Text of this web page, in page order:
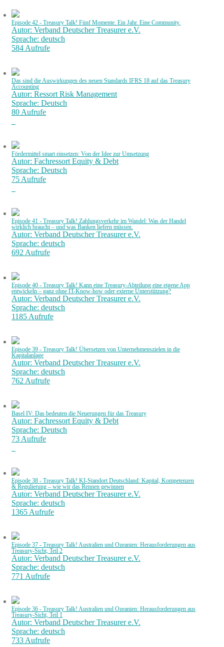
Episode 42 - Treasury Talk! Fünf Momente. Ein Jahr. Eine Community.
Autor: Verband Deutscher Treasurer e.V.
Sprache: deutsch
584 Aufrufe
Das sind die Auswirkungen des neuen Standards IFRS 18 auf das Treasury
Accounting
Autor: Ressort Risk Management
Sprache: Deutsch
80 Aufrufe
Fördermittel smart einsetzen: Von der Idee zur Umsetzung
Autor: Fachressort Equity & Debt
Sprache: Deutsch
75 Aufrufe
Episode 41 - Treasury Talk! Zahlungsverkehr im Wandel: Was der Handel
wirklich braucht – und was Banken liefern müssen.
Autor: Verband Deutscher Treasurer e.V.
Sprache: deutsch
692 Aufrufe
Episode 40 - Treasury Talk! Kann eine Treasury-Abteilung eine eigene App
entwickeln – ganz ohne IT-Know-how oder externe Unterstützung?
Autor: Verband Deutscher Treasurer e.V.
Sprache: deutsch
1185 Aufrufe
Episode 39 - Treasury Talk! Übersetzen von Unternehmenszielen in die
Kapitalanlage
Autor: Verband Deutscher Treasurer e.V.
Sprache: deutsch
762 Aufrufe
Basel IV: Das bedeuten die Neuerungen für das Treasury
Autor: Fachressort Equity & Debt
Sprache: Deutsch
73 Aufrufe
Episode 38 - Treasury Talk! KI-Standort Deutschland: Kapital, Kompetenzen
& Regulierung – wie wir das Rennen gewinnen
Autor: Verband Deutscher Treasurer e.V.
Sprache: deutsch
1365 Aufrufe
Episode 37 - Treasury Talk! Australien und Ozeanien: Herausforderungen aus
Treasury-Sicht, Teil 2
Autor: Verband Deutscher Treasurer e.V.
Sprache: deutsch
771 Aufrufe
Episode 36 - Treasury Talk! Australien und Ozeanien: Herausforderungen aus
Treasury-Sicht, Teil 1
Autor: Verband Deutscher Treasurer e.V.
Sprache: deutsch
733 Aufrufe